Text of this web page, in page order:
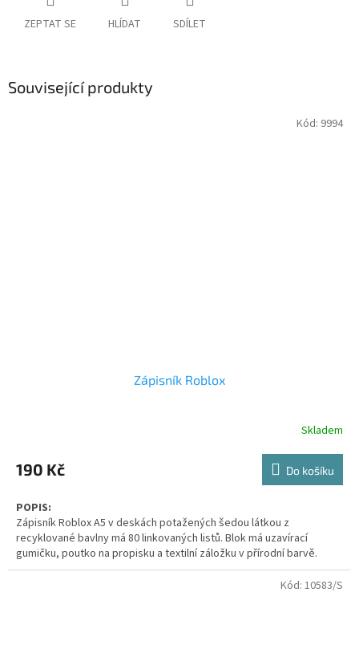
ZEPTAT SE HLÍDAT SDÍLET
Související produkty
Zápisník Roblox
produktu
je
z
5
hvězdiček.
Skladem
190 Kč Do košíku
POPIS:
Zápisník Roblox A5 v deskách potažených šedou látkou z
recyklované bavlny má 80 linkovaných listů. Blok má uzavírací
gumičku, poutko na propisku a textilní záložku v přírodní barvě.
VLASTNOSTI:
210x145x14 mm
Kód: 9994
Kód: 10583/S